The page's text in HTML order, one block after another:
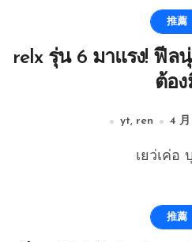
推薦
relx รุ่น 6 มาแรง! ฟี
ต้อง
yt, ren 4
เยว่เค่อ
推薦